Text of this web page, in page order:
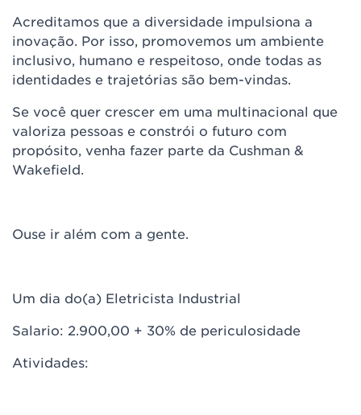
Acreditamos que a diversidade impulsiona a
inovação. Por isso, promovemos um ambiente
inclusivo, humano e respeitoso, onde todas as
identidades e trajetórias são bem-vindas.
Se você quer crescer em uma multinacional que
valoriza pessoas e constrói o futuro com
propósito, venha fazer parte da Cushman &
Wakefield.
Ouse ir além com a gente.
Um dia do(a) Eletricista Industrial
Salario: 2.900,00 + 30% de periculosidade
Atividades: